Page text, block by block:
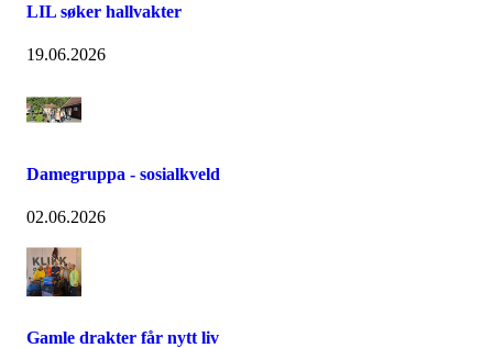
LIL søker hallvakter
19.06.2026
Damegruppa - sosialkveld
02.06.2026
Gamle drakter får nytt liv